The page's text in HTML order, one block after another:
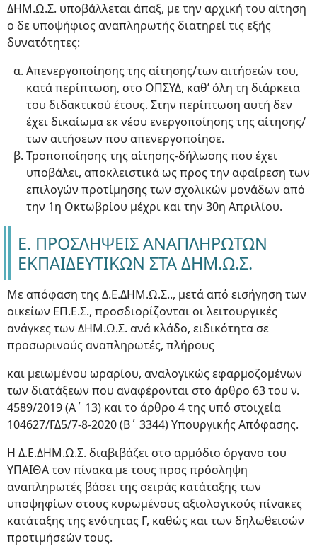
ΔΗΜ.Ω.Σ. υποβάλλεται άπαξ, με την αρχική του αίτηση
ο δε υποψήφιος αναπληρωτής διατηρεί τις εξής
δυνατότητες:
Απενεργοποίησης της αίτησης/των αιτήσεών του,
κατά περίπτωση, στο ΟΠΣΥΔ, καθ’ όλη τη διάρκεια
του διδακτικού έτους. Στην περίπτωση αυτή δεν
έχει δικαίωμα εκ νέου ενεργοποίησης της αίτησης/
των αιτήσεων που απενεργοποίησε.
Τροποποίησης της αίτησης-δήλωσης που έχει
υποβάλει, αποκλειστικά ως προς την αφαίρεση των
επιλογών προτίμησης των σχολικών μονάδων από
την 1η Οκτωβρίου μέχρι και την 30η Απριλίου.
Ε. ΠΡΟΣΛΗΨΕΙΣ ΑΝΑΠΛΗΡΩΤΩΝ
ΕΚΠΑΙΔΕΥΤΙΚΩΝ ΣΤΑ ΔΗΜ.Ω.Σ.
Με απόφαση της Δ.Ε.ΔΗΜ.Ω.Σ.., μετά από εισήγηση των
οικείων ΕΠ.Ε.Σ., προσδιορίζονται οι λειτουργικές
ανάγκες των ΔΗΜ.Ω.Σ. ανά κλάδο, ειδικότητα σε
προσωρινούς αναπληρωτές, πλήρους
και μειωμένου ωραρίου, αναλογικώς εφαρμοζομένων
των διατάξεων που αναφέρονται στο άρθρο 63 του ν.
4589/2019 (Α΄ 13) και το άρθρο 4 της υπό στοιχεία
104627/ΓΔ5/7-8-2020 (Β΄ 3344) Υπουργικής Απόφασης.
Η Δ.Ε.ΔΗΜ.Ω.Σ. διαβιβάζει στο αρμόδιο όργανο του
ΥΠΑΙΘΑ τον πίνακα με τους προς πρόσληψη
αναπληρωτές βάσει της σειράς κατάταξης των
υποψηφίων στους κυρωμένους αξιολογικούς πίνακες
κατάταξης της ενότητας Γ, καθώς και των δηλωθεισών
προτιμήσεών τους.